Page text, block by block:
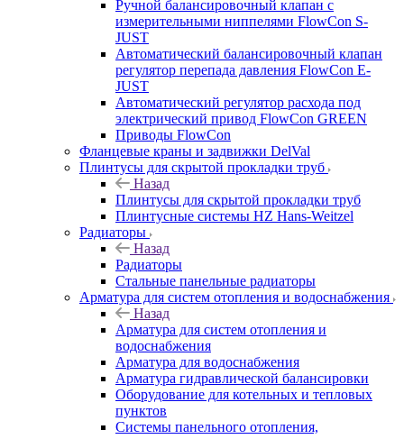
Ручной балансировочный клапан с
измерительными ниппелями FlowСon S-
JUST
Автоматический балансировочный клапан
регулятор перепада давления FlowСon E-
JUST
Автоматический регулятор расхода под
электрический привод FlowСon GREEN
Приводы FlowCon
Фланцевые краны и задвижки DelVal
Плинтусы для скрытой прокладки труб
Назад
Плинтусы для скрытой прокладки труб
Плинтусные системы HZ Hans-Weitzel
Радиаторы
Назад
Радиаторы
Стальные панельные радиаторы
Арматура для систем отопления и водоснабжения
Назад
Арматура для систем отопления и
водоснабжения
Арматура для водоснабжения
Арматура гидравлической балансировки
Оборудование для котельных и тепловых
пунктов
Системы панельного отопления,